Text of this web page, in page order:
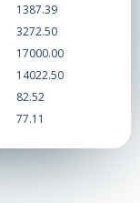
1387.39
3272.50
17000.00
14022.50
82.52
77.11